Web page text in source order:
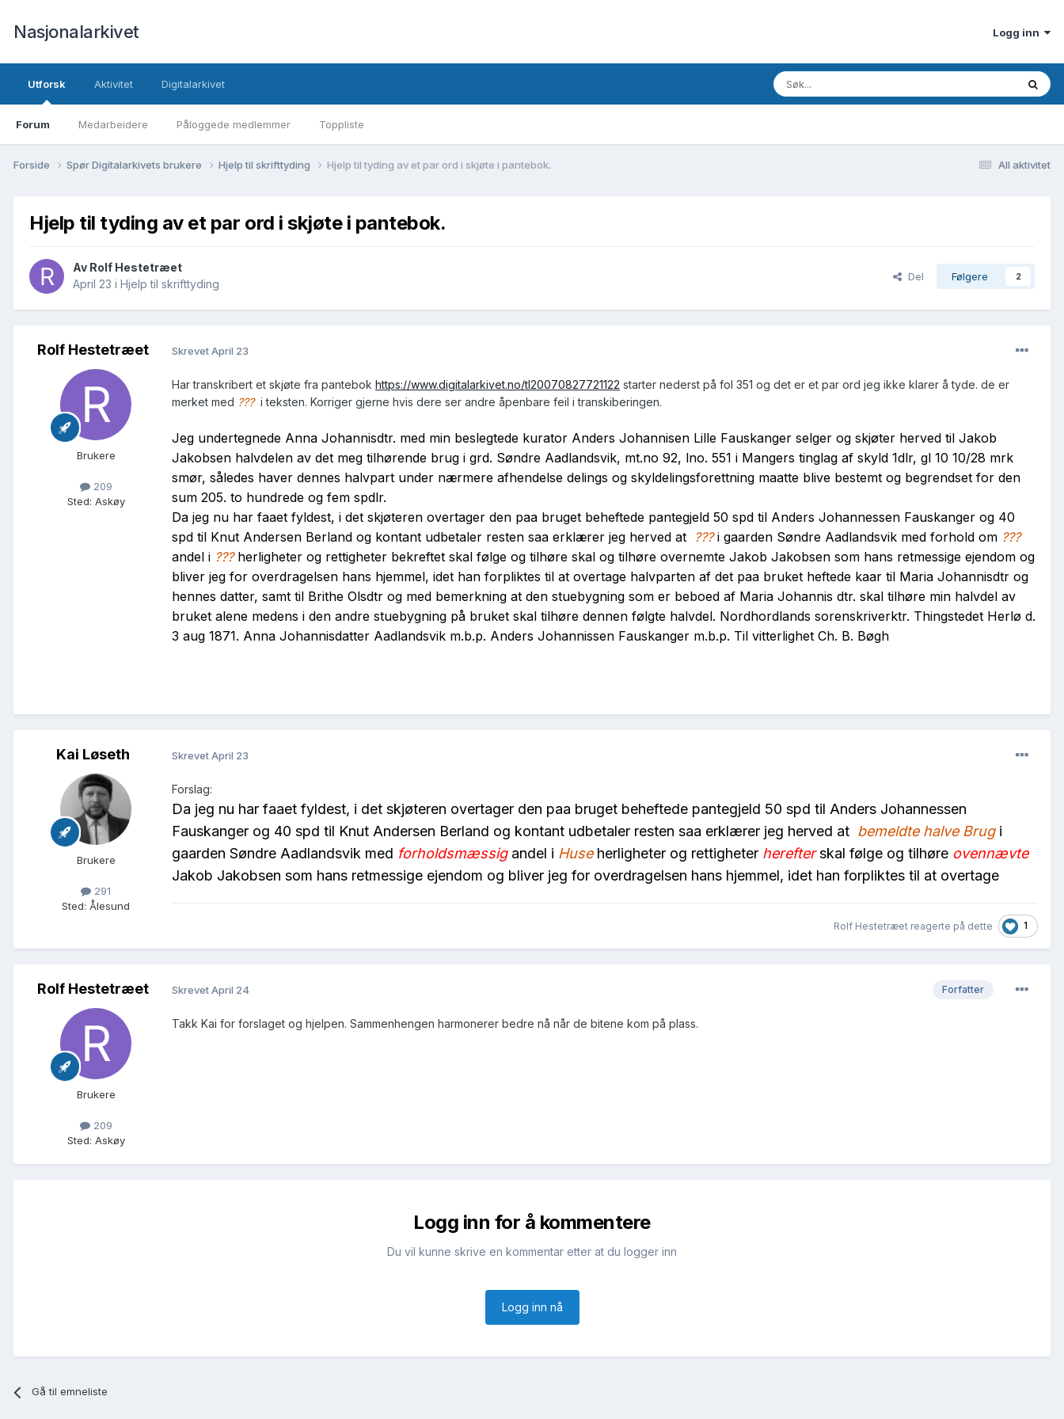
Nasjonalarkivet Logg inn
Utforsk
Forum Medarbeidere Påloggede medlemmer Toppliste
Aktivitet Digitalarkivet
All aktivitet
Forside Spør Digitalarkivets brukere Hjelp til skrifttyding Hjelp til tyding av et par ord i skjøte i pantebok.
Hjelp til tyding av et par ord i skjøte i pantebok.
Av Rolf Hestetræet
April 23 i Hjelp til skrifttyding
Del Følgere 2
Rolf Hestetræet
Brukere
209
Sted: Askøy
SkrevetApril 23
Har transkribert et skjøte fra pantebok https://www.digitalarkivet.no/tl20070827721122 starter nederst på fol 351 og det er et par ord jeg ikke klarer å tyde. de er
merket med ??? i teksten. Korriger gjerne hvis dere ser andre åpenbare feil i transkiberingen.
Jeg undertegnede Anna Johannisdtr. med min beslegtede kurator Anders Johannisen Lille Fauskanger selger og skjøter herved til Jakob
Jakobsen halvdelen av det meg tilhørende brug i grd. Søndre Aadlandsvik, mt.no 92, lno. 551 i Mangers tinglag af skyld 1dlr, gl 10 10/28 mrk
smør, således haver dennes halvpart under nærmere afhendelse delings og skyldelingsforettning maatte blive bestemt og begrendset for den
sum 205. to hundrede og fem spdlr.
Da jeg nu har faaet fyldest, i det skjøteren overtager den paa bruget beheftede pantegjeld 50 spd til Anders Johannessen Fauskanger og 40
spd til Knut Andersen Berland og kontant udbetaler resten saa erklærer jeg herved at
??? i gaarden Søndre Aadlandsvik med forhold om ???
andel i ??? herligheter og rettigheter bekreftet skal følge og tilhøre skal og tilhøre overnemte Jakob Jakobsen som hans retmessige ejendom og
bliver jeg for overdragelsen hans hjemmel, idet han forpliktes til at overtage halvparten af det paa bruket heftede kaar til Maria Johannisdtr og
hennes datter, samt til Brithe Olsdtr og med bemerkning at den stuebygning som er beboed af Maria Johannis dtr. skal tilhøre min halvdel av
bruket alene medens i den andre stuebygning på bruket skal tilhøre dennen følgte halvdel. Nordhordlands sorenskriverktr. Thingstedet Herlø d.
3 aug 1871. Anna Johannisdatter Aadlandsvik m.b.p. Anders Johannissen Fauskanger m.b.p. Til vitterlighet Ch. B. Bøgh
Kai Løseth
Brukere
291
Sted: Ålesund
SkrevetApril 23
Forslag:
Da jeg nu har faaet fyldest, i det skjøteren overtager den paa bruget beheftede pantegjeld 50 spd til Anders Johannessen
Fauskanger og 40 spd til Knut Andersen Berland og kontant udbetaler resten saa erklærer jeg herved at bemeldte halve Brug i
gaarden Søndre Aadlandsvik med forholdsmæssig andel i Huse herligheter og rettigheter herefter skal følge og tilhøre ovennævte
Jakob Jakobsen som hans retmessige ejendom og bliver jeg for overdragelsen hans hjemmel, idet han forpliktes til at overtage
Rolf Hestetræet reagerte på dette 1
Rolf Hestetræet
Brukere
209
Sted: Askøy
Forfatter
SkrevetApril 24
Takk Kai for forslaget og hjelpen. Sammenhengen harmonerer bedre nå når de bitene kom på plass.
Logg inn for å kommentere
Du vil kunne skrive en kommentar etter at du logger inn
Logg inn nå
Gå til emneliste